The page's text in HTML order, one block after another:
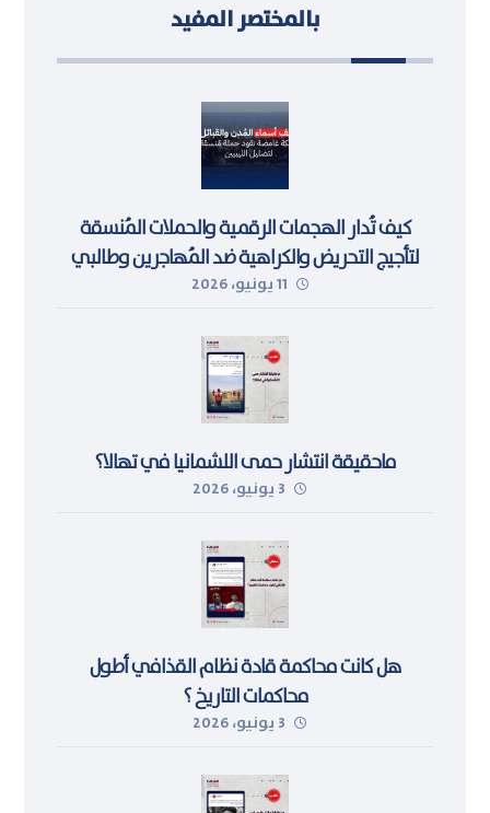
بالمختصر المفيد
كيف تُدار الهجمات الرقمية والحملات المُنسقة
لتأجيج التحريض والكراهية ضد المُهاجرين وطالبي
اللجوء في ليبيا
11 يونيو، 2026
ماحقيقة انتشار حمى اللشمانيا في تهالا؟
3 يونيو، 2026
هل كانت محاكمة قادة نظام القذافي أطول
محاكمات التاريخ ؟
3 يونيو، 2026